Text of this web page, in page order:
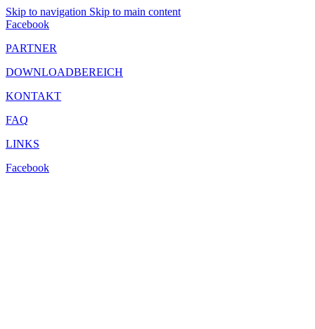
Skip to navigation Skip to main content
Facebook
PARTNER
DOWNLOADBEREICH
KONTAKT
FAQ
LINKS
Facebook